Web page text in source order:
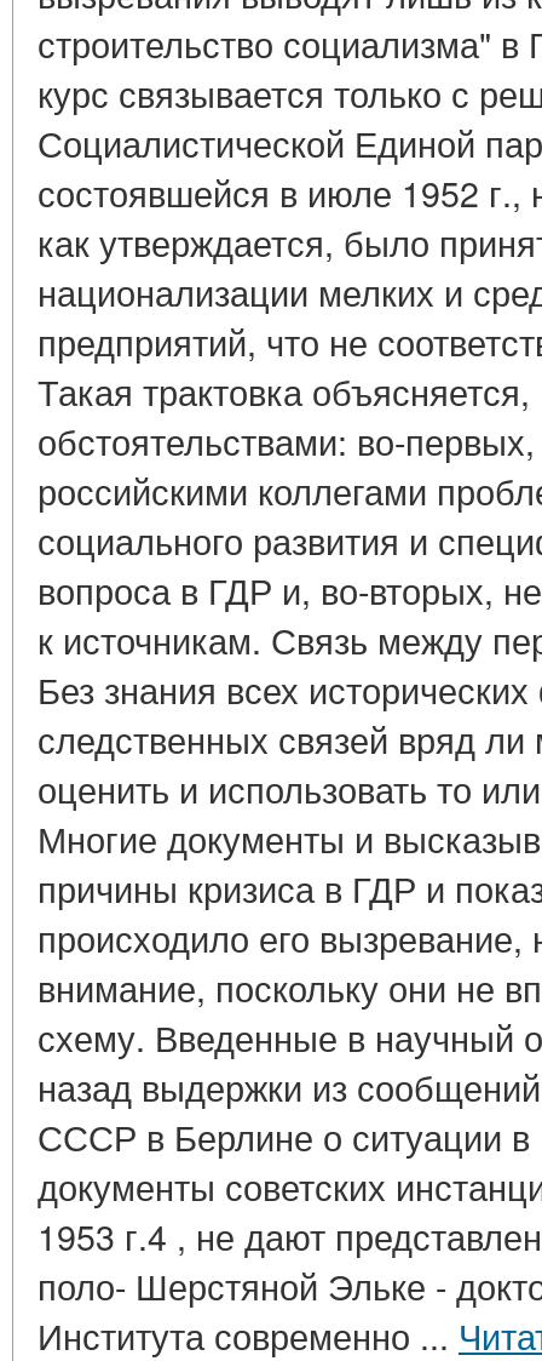
строительство социализма"
курс связывается только с
Социалистической Единой
состоявшейся в июле 1952 г.,
как утверждается, было
национализации мелких и
предприятий, что не
Такая трактовка
обстоятельствами: во-
российскими коллегами
социального развития и
вопроса в ГДР и, во-вторых,
к источникам. Связь между
Без знания всех
следственных связей вряд
оценить и использовать то
Многие документы и
причины кризиса в ГДР и
происходило его
внимание, поскольку они не
схему. Введенные в научный
назад выдержки из
СССР в Берлине о ситуации
документы советских
1953 г.4 , не дают
поло- Шерстяной Эльке -
Института современно ...